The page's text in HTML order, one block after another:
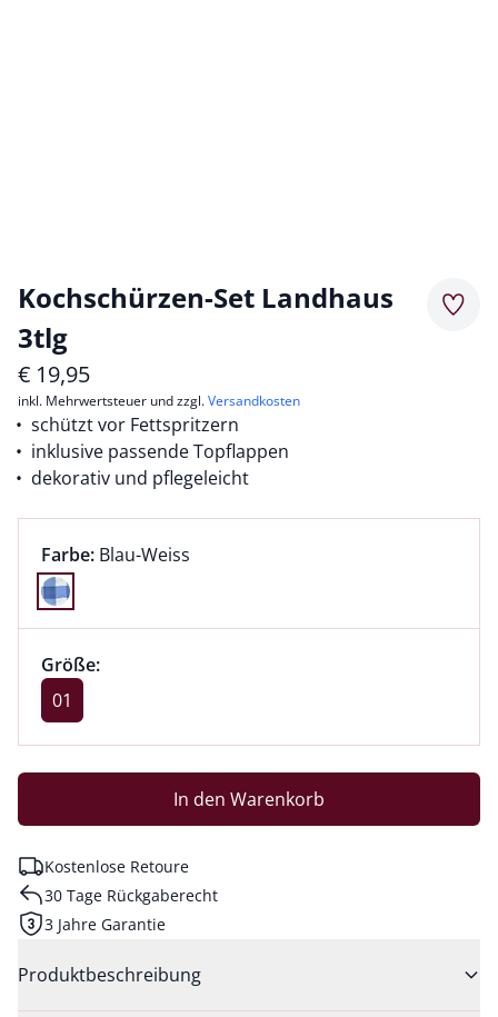
Kochschürzen-Set Landhaus
3tlg
€ 19,95
inkl. Mehrwertsteuer und zzgl.Versandkosten
schützt vor Fettspritzern
inklusive passende Topflappen
dekorativ und pflegeleicht
Farbauswahl:
Farbe: aktuell ausgewählt:
Blau-Weiss
Farbe Blau-Weiss ausgewählt
Größenauswahl:
Größe:
Größe 01 ausgewählt
01
In den Warenkorb
Kostenlose Retoure
30 Tage Rückgaberecht
3 Jahre Garantie
Produktbeschreibung